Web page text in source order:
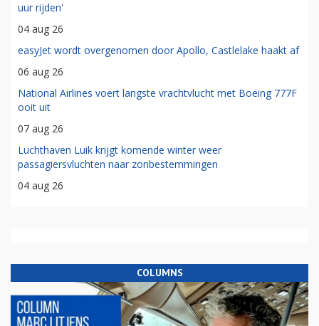
uur rijden'
04 aug 26
easyJet wordt overgenomen door Apollo, Castlelake haakt af
06 aug 26
National Airlines voert langste vrachtvlucht met Boeing 777F
ooit uit
07 aug 26
Luchthaven Luik krijgt komende winter weer
passagiersvluchten naar zonbestemmingen
04 aug 26
COLUMNS